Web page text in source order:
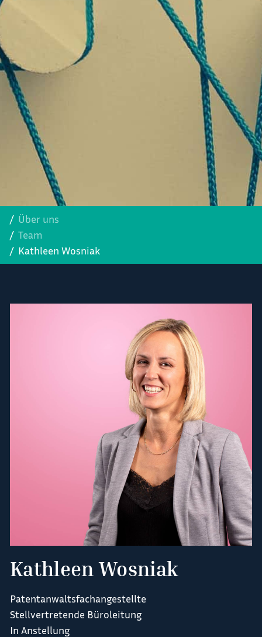
Über uns
Team
Kathleen Wosniak
Kathleen Wosniak
Patentanwaltsfachangestellte
Stellvertretende Büroleitung
In Anstellung